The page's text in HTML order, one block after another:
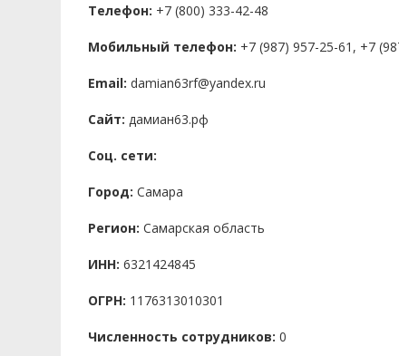
Телефон: +7 (800) 333-42-48
Мобильный телефон: +7 (987) 957-25-61, +7
Email: damian63rf@yandex.ru
Сайт: дамиан63.рф
Соц. сети:
Город: Самара
Регион: Самарская область
ИНН: 6321424845
ОГРН: 1176313010301
Численность сотрудников: 0